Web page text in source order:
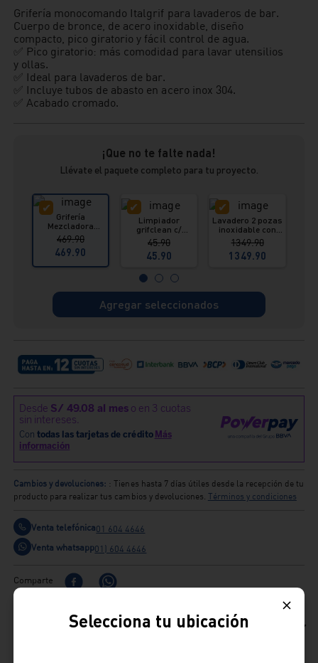
Grifería monocomando Italgrif para lavaderos de bar.
Cuerpo de bronce, de acero inoxidable, diseño
compacto, pico giratorio y fácil control de agua.
✅ Pico giratorio: más comodidad para lavar utensilios
y ollas.
✅ Ideal para lavaderos de bar.
✅ Incluye tubos de abasto en acero inox 304.
✅ Acabado cromado.
¡Que no te falte nada!
Llévate el paquete completo para tu proyecto.
Grifería
Mezcladora
Monocomando
Lavadero
Canarias Italgrif
469.90
469.90
Limpiador
grifclean c/
pulverizador 615
ml Vainsa
45.90
45.90
Lavadero 2 pozas
inoxidable con
desague Lever
Vainsa
1349.90
1349.90
Agregar seleccionados
Cambios y devoluciones: : Tienes hasta 7 días útiles desde la recepción de tu
producto para realizar tus cambios y devoluciones. Términos y condiciones
Venta telefónica01 604 4646
Venta whatsapp01) 604 4646
Comparte
Ficha TécnicaSelecciona tu ubicación